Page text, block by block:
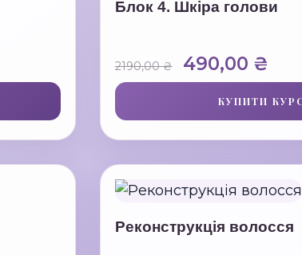
Блок 4. Шкіра голови
2190,00₴
Оригінальна
ціна:
2190,00 ₴.
490,00 ₴
КУПИТИ
Реконструкція волосся